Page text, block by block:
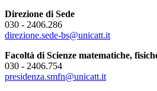
Direzione di Sede
030 - 2406.286
direzione.sede-bs@unicatt.it
Facoltà di Scienze matematiche,
030 - 2406.754
presidenza.smfn@unicatt.it